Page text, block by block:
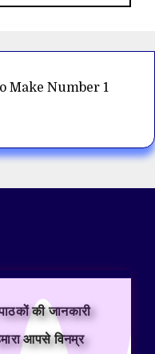
Make Number 1
की जानकारी
आपसे विनम्र